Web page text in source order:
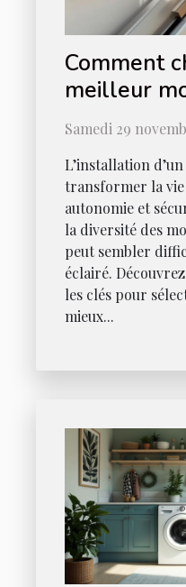
Comment
meilleur
monte-
maison ?
Samedi 29
L’installation
transformer la
autonomie et
la diversité des
peut sembler
éclairé.
les clés pour
mieux...